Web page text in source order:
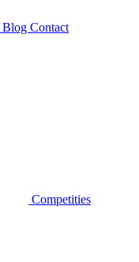
Blog Contact
Competities